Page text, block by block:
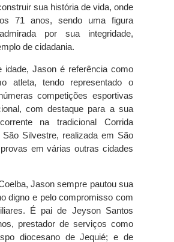
sua história de vida, onde
71 anos, sendo uma figura
por sua integridade,
de cidadania.
idade, Jason é referência como
atleta, tendo representado o
competições esportivas
com destaque para a sua
na tradicional Corrida
São Silvestre, realizada em São
em várias outras cidades
Jason sempre pautou sua
digno e pelo compromisso com
É pai de Jeyson Santos
prestador de serviços como
diocesano de Jequié; e de